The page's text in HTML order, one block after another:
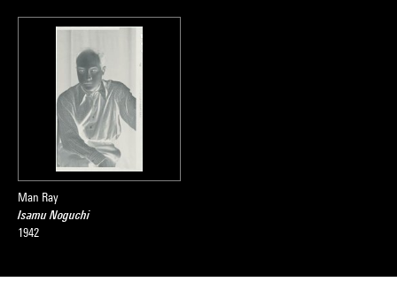
Man Ray
Isamu Noguchi
1942